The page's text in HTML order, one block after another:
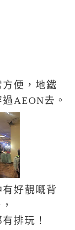
便，地鐵
AEON去。
好靚嘅背
有排玩！